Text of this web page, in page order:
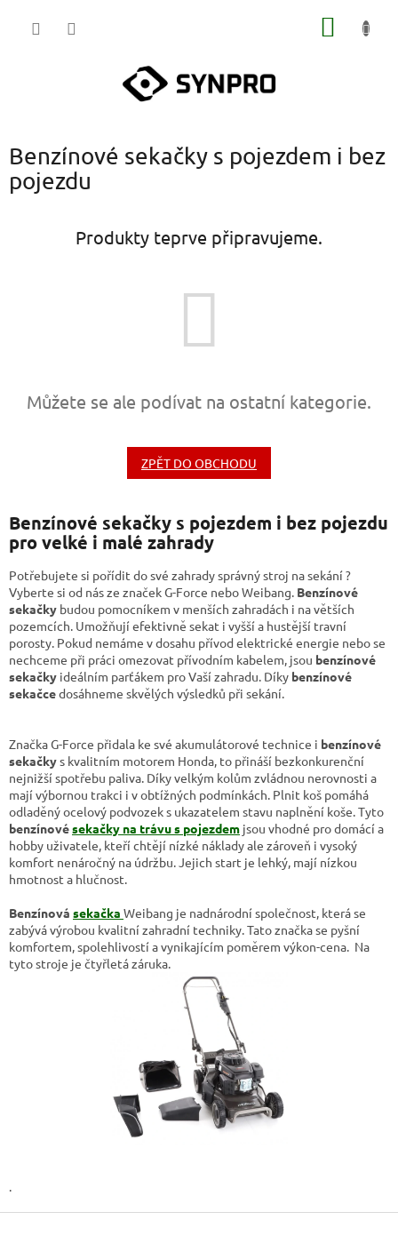
Benzínové sekačky s pojezdem i bez
pojezdu
Produkty teprve připravujeme.
Můžete se ale podívat na ostatní kategorie.
ZPĚT DO OBCHODU
Benzínové sekačky s pojezdem i bez pojezdu
pro velké i malé zahrady
Potřebujete si pořídit do své zahrady správný stroj na sekání ?
Vyberte si od nás ze značek G-Force nebo Weibang. Benzínové
sekačky budou pomocníkem v menších zahradách i na větších
pozemcích. Umožňují efektivně sekat i vyšší a hustější travní
porosty. Pokud nemáme v dosahu přívod elektrické energie nebo se
nechceme při práci omezovat přívodním kabelem, jsou benzínové
sekačky ideálním parťákem pro Vaší zahradu. Díky benzínové
sekačcedosáhneme skvělých výsledků při sekání.
Značka G-Force přidala ke své akumulátorové technice i benzínové
sekačkys kvalitním motorem Honda, to přináší bezkonkurenční
nejnižší spotřebu paliva. Díky velkým kolům zvládnou nerovnosti a
mají výbornou trakci i v obtížných podmínkách. Plnit koš pomáhá
odladěný ocelový podvozek s ukazatelem stavu naplnění koše. Tyto
benzínovésekačky na trávu s pojezdem jsou vhodné pro domácí a
hobby uživatele, kteří chtějí nízké náklady ale zároveň i vysoký
komfort nenáročný na údržbu. Jejich start je lehký, mají nízkou
hmotnost a hlučnost.
Benzínová sekačka Weibang je nadnárodní společnost, která se
zabývá výrobou kvalitní zahradní techniky. Tato značka se pyšní
komfortem, spolehlivostí a vynikajícím poměrem výkon-cena. Na
tyto stroje je čtyřletá záruka.
.